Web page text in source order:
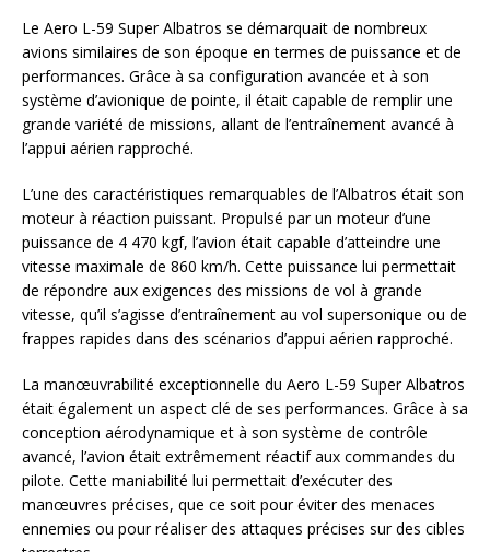
Le Aero L-59 Super Albatros se démarquait de nombreux
avions similaires de son époque en termes de puissance et de
performances. Grâce à sa configuration avancée et à son
système d’avionique de pointe, il était capable de remplir une
grande variété de missions, allant de l’entraînement avancé à
l’appui aérien rapproché.
L’une des caractéristiques remarquables de l’Albatros était son
moteur à réaction puissant. Propulsé par un moteur d’une
puissance de 4 470 kgf, l’avion était capable d’atteindre une
vitesse maximale de 860 km/h. Cette puissance lui permettait
de répondre aux exigences des missions de vol à grande
vitesse, qu’il s’agisse d’entraînement au vol supersonique ou de
frappes rapides dans des scénarios d’appui aérien rapproché.
La manœuvrabilité exceptionnelle du Aero L-59 Super Albatros
était également un aspect clé de ses performances. Grâce à sa
conception aérodynamique et à son système de contrôle
avancé, l’avion était extrêmement réactif aux commandes du
pilote. Cette maniabilité lui permettait d’exécuter des
manœuvres précises, que ce soit pour éviter des menaces
ennemies ou pour réaliser des attaques précises sur des cibles